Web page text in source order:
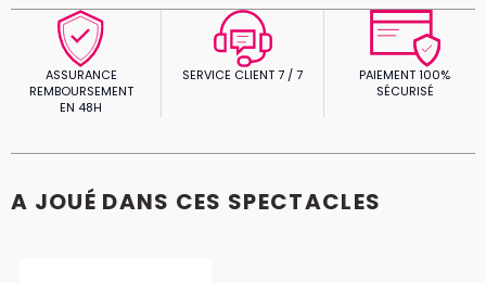
ASSURANCE
REMBOURSEMENT
EN 48H
SERVICE CLIENT 7 / 7
PAIEMENT 100%
SÉCURISÉ
A JOUÉ DANS CES SPECTACLES